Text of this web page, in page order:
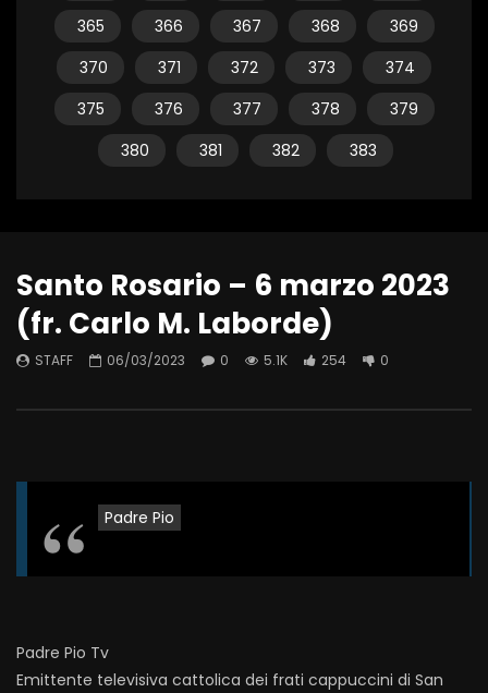
365 366 367 368
369
370
371 372 373
374
375
376 377 378
379
380
381 382 383
Santo Rosario – 6 marzo 2023
(fr. Carlo M. Laborde)
STAFF 06/03/2023 0 5.1K 254 0
Padre Pio
Padre Pio Tv
Emittente televisiva cattolica dei frati cappuccini di San